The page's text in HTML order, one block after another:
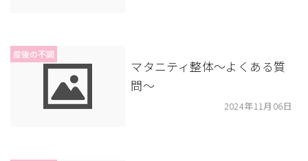
産後の不調
マタニティ整体〜よくある質
問〜
2024年11月06日